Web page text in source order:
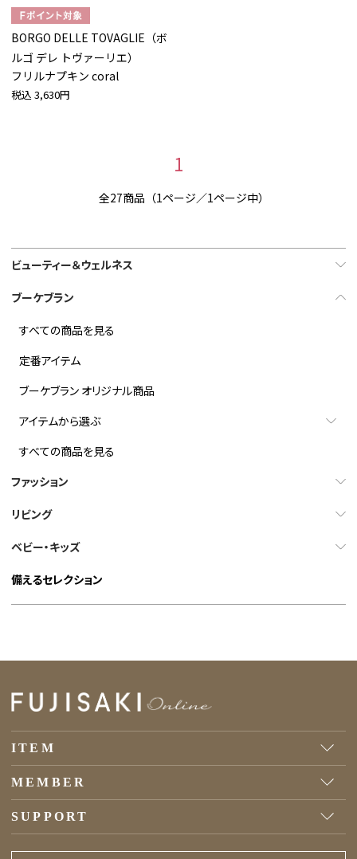
BORGO DELLE TOVAGLIE（ボ
ルゴ デレ トヴァーリエ）
フリルナプキン coral
税込 3,630円
1
全27商品（1ページ／1ページ中）
ビューティー＆ウェルネス
ブーケブラン
すべての商品を見る
定番アイテム
ブーケブラン オリジナル商品
アイテムから選ぶ
すべての商品を見る
ファッション
リビング
ベビー・キッズ
備えるセレクション
ITEM
MEMBER
SUPPORT